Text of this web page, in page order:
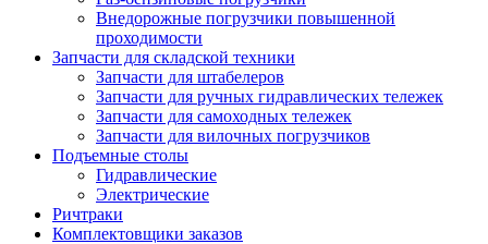
Внедорожные погрузчики повышенной
проходимости
Запчасти для складской техники
Запчасти для штабелеров
Запчасти для ручных гидравлических тележек
Запчасти для самоходных тележек
Запчасти для вилочных погрузчиков
Подъемные столы
Гидравлические
Электрические
Ричтраки
Комплектовщики заказов